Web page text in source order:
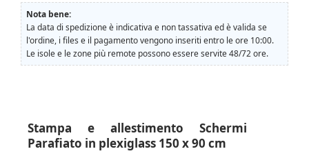
Nota bene:
La data di spedizione è indicativa e non tassativa ed è valida se
l'ordine, i files e il pagamento vengono inseriti entro le ore 10:00.
Le isole e le zone più remote possono essere servite 48/72 ore.
Stampa e allestimento Schermi
Parafiato in plexiglass 150 x 90 cm